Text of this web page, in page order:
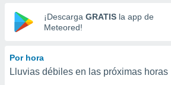
y
digital
basada
¡Descarga GRATIS la app de
Meteored!
Por hora
Lluvias débiles en las próximas horas